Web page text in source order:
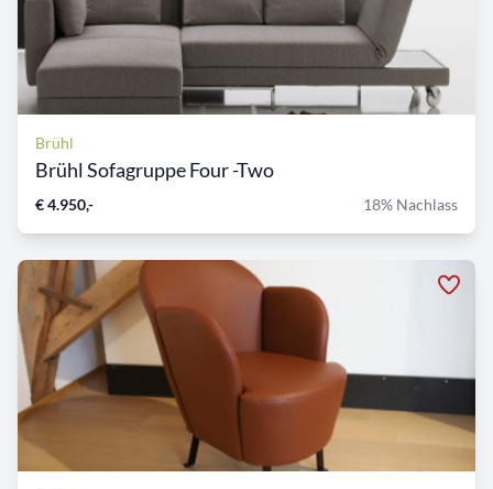
Brühl
Brühl Sofagruppe Four -Two
€ 4.950,- 18% Nachlass